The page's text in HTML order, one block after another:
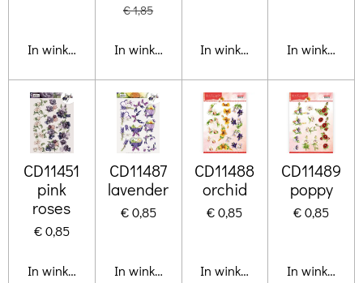
In winkelwagen
€ 1,85
In winkelwagenIn winkelwagenIn
CD11451
pink
roses
€ 0,85
In winkelwagen
CD11487
lavender
€ 0,85
In winkelwagen
CD11488
orchid
€ 0,85
In winkelwagen
CD11489
poppy
€ 0,85
In